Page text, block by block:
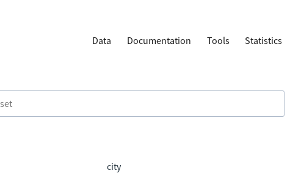
Data Documentation Tools Statistics
city